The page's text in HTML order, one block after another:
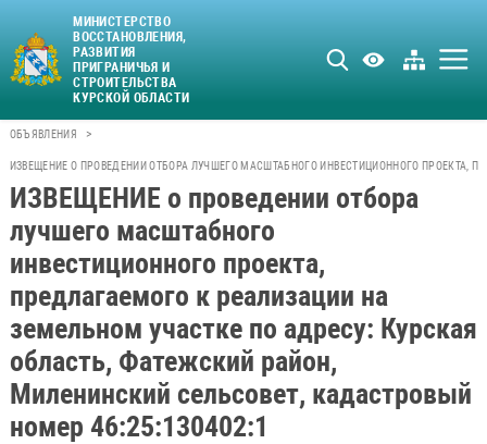
МИНИСТЕРСТВО
ВОССТАНОВЛЕНИЯ,
РАЗВИТИЯ
ПРИГРАНИЧЬЯ И
СТРОИТЕЛЬСТВА
КУРСКОЙ ОБЛАСТИ
ОБЪЯВЛЕНИЯ >
ИЗВЕЩЕНИЕ О ПРОВЕДЕНИИ ОТБОРА ЛУЧШЕГО МАСШТАБНОГО ИНВЕСТИЦИОННОГО ПРОЕКТА,
ИЗВЕЩЕНИЕ о проведении отбора
лучшего масштабного
инвестиционного проекта,
предлагаемого к реализации на
земельном участке по адресу: Курская
область, Фатежский район,
Миленинский сельсовет, кадастровый
номер 46:25:130402:1